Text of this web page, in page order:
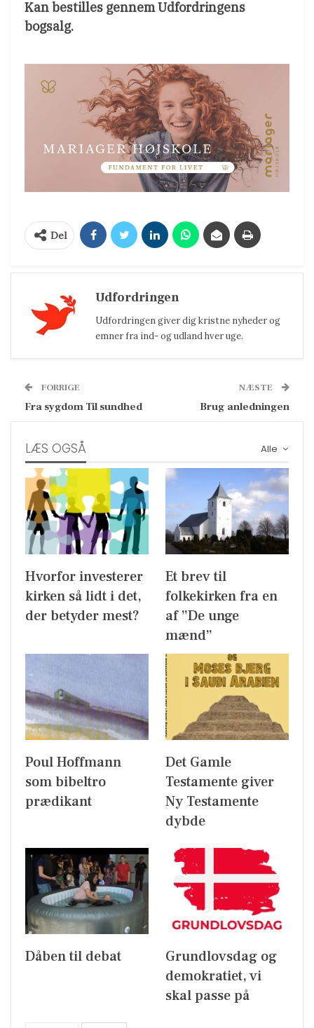
Kan bestilles gennem Udfordringens
bogsalg.
Del
Udfordringen
Udfordringen giver dig kristne nyheder og
emner fra ind- og udland hver uge.
FORRIGE
Fra sygdom Til sundhed
NÆSTE
Brug anledningen
Alle
LÆS OGSÅ
Hvorfor investerer
kirken så lidt i det,
der betyder mest?
Et brev til
folkekirken fra en
af ”De unge
mænd”
Poul Hoffmann
som bibeltro
prædikant
Det Gamle
Testamente giver
Ny Testamente
dybde
Dåben til debat
Grundlovsdag og
demokratiet, vi
skal passe på